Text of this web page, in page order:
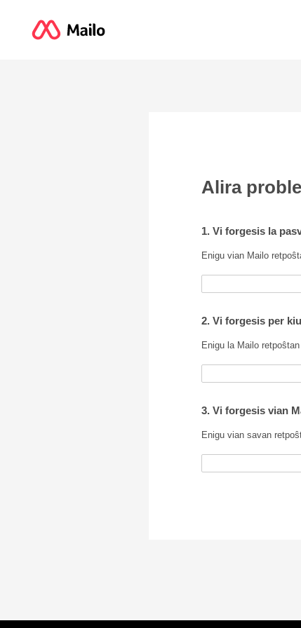
Alira
1. Vi forgesis la
Enigu vian Mailo
2. Vi forgesis per
Enigu la Mailo
3. Vi forgesis vian
Enigu vian savan